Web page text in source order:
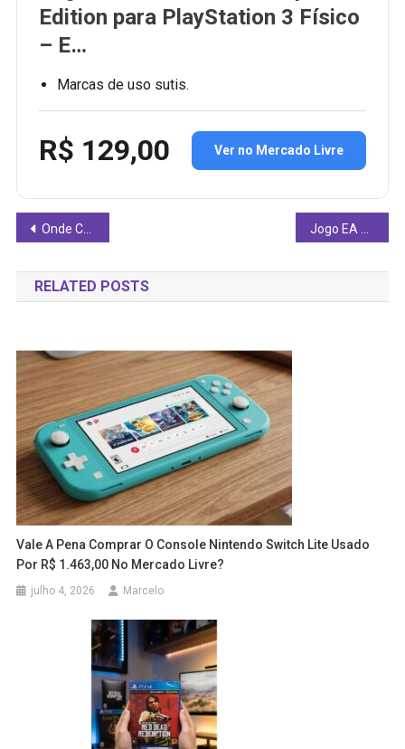
Edition para PlayStation 3 Físico
– E…
Marcas de uso sutis.
R$ 129,00 Ver no Mercado Livre
Navegação
de
Post
Onde Comprar Jogo Dark Souls Remastered PS4 Mídia Física Original
RELATED POSTS
Vale A Pena Comprar O Console Nintendo Switch Lite Usado
Por R$ 1.463,00 No Mercado Livre?
julho 4, 2026 Marcelo